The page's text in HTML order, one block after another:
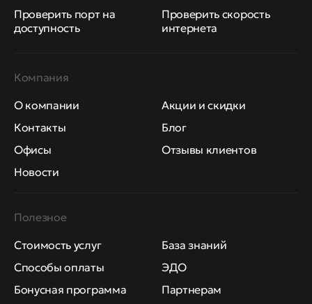
Проверить порт на
доступность
Проверить скорость
интернета
Компания
О компании
Контакты
Офисы
Новости
Акции и скидки
Блог
Отзывы клиентов
Полезное
Стоимость услуг
Способы оплаты
Бонусная программа
База знаний
ЭДО
Партнерам